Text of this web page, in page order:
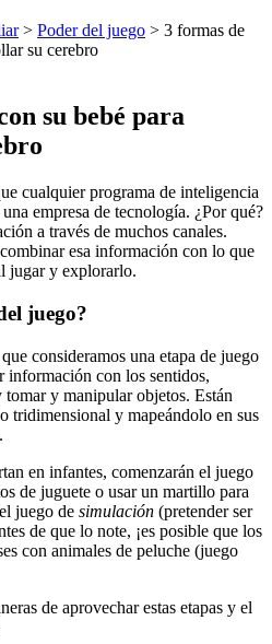
> Poder del juego > 3 formas de
su cerebro
su bebé para
cualquier programa de inteligencia
empresa de tecnología. ¿Por qué?
a través de muchos canales.
esa información con lo que
jugar y explorarlo.
juego?
consideramos una etapa de juego
información con los sentidos,
y manipular objetos. Están
tridimensional y mapeándolo en sus
en infantes, comenzarán el juego
de juguete o usar un martillo para
juego de simulación (pretender ser
de que lo note, ¡es posible que los
con animales de peluche (juego
de aprovechar estas etapas y el